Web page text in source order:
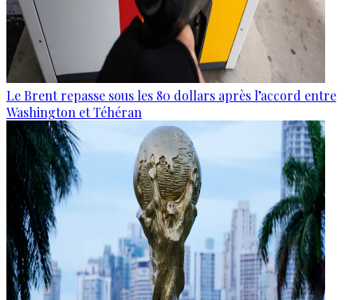
Le Brent repasse sous les 80 dollars après l’accord entre
Washington et Téhéran